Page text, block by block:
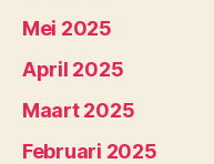
Mei 2025
April 2025
Maart 2025
Februari 2025